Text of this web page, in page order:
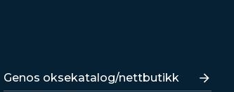
Lenker
Genos oksekatalog/nettbutikk